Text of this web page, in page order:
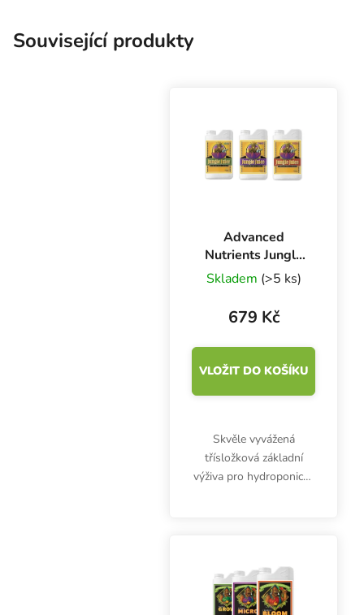
Související produkty
Advanced
Nutrients Jungle
Juice Grow-
Bloom-Micro 3x1
l, sada hnojiv
Skladem (>5 ks)
679 Kč
VLOŽIT DO KOŠÍKU
Skvěle vyvážená
třísložková základní
výživa pro hydroponické
Bloom-Micro dodá
rostlinám základní i...